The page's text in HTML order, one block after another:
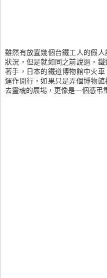
雖然有放置幾個台鐵工人的假
狀況，但是就如同之前說過，
著手，日本的鐵道博物館中火
運作開行，如果只是弄個博物
去靈魂的展場，更像是一個憑弔